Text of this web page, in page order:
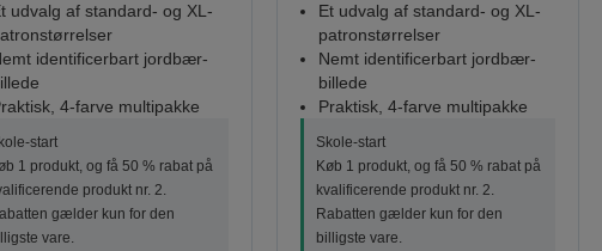
udvalg af standard- og XL-
identificerbart jordbær-
4-farve multipakke
start
1 produkt, og få 50 % rabat på
produkt nr. 2.
gælder kun for den
vare.
Et udvalg af standard- og XL-
patronstørrelser
Nemt identificerbart jordbær-
billede
Praktisk, 4-farve multipakke
Skole-start
Køb 1 produkt, og få 50 % rabat på
kvalificerende produkt nr. 2.
Rabatten gælder kun for den
billigste vare.